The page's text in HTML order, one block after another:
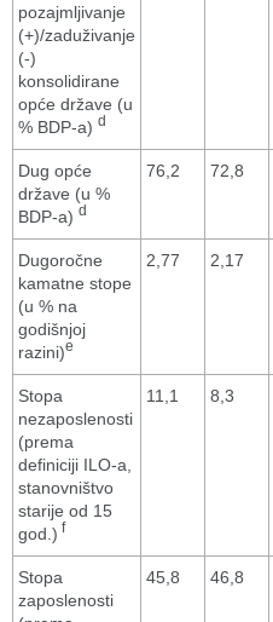
pozajmljivanje
(+)/zaduživanje
(-)
konsolidirane
opće države (u
% BDP-a) d
Dug opće
države (u %
BDP-a) d
76,2 72,8
Dugoročne
kamatne stope
(u % na
godišnjoj
razini)e
2,77 2,17
Stopa
nezaposlenosti
(prema
definiciji ILO-a,
stanovništvo
starije od 15
god.) f
11,1 8,3
Stopa
zaposlenosti
45,8 46,8